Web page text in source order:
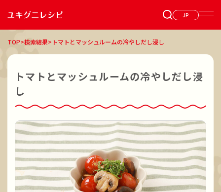
JP
TOP>検索結果> トマトとマッシュルームの冷やしだし浸し
トマトとマッシュルームの冷やしだし浸
し